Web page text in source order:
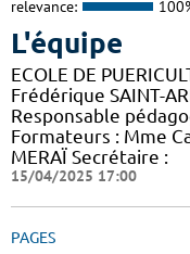
relevance:
L'équipe
ECOLE DE
Frédérique SAINT-
Responsable
Formateurs : Mme
MERAÏ Secrétaire :
15/04/2025 17:00
PAGES